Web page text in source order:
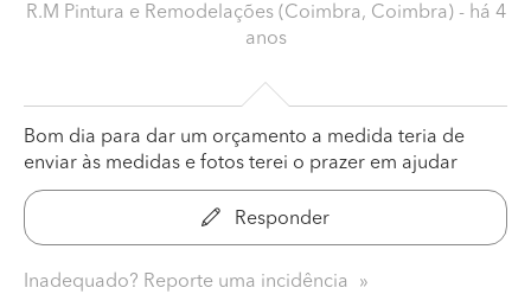
R.M Pintura e Remodelações (Coimbra, Coimbra) - há 4
anos
Bom dia para dar um orçamento a medida teria de
enviar às medidas e fotos terei o prazer em ajudar
Responder
Inadequado? Reporte uma incidência